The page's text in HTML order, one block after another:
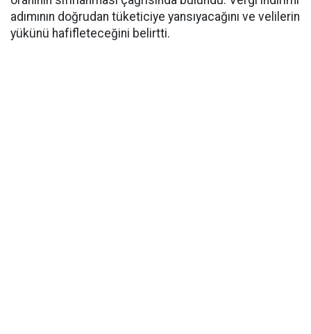
adımının doğrudan tüketiciye yansıyacağını ve velilerin
yükünü hafifleteceğini belirtti.